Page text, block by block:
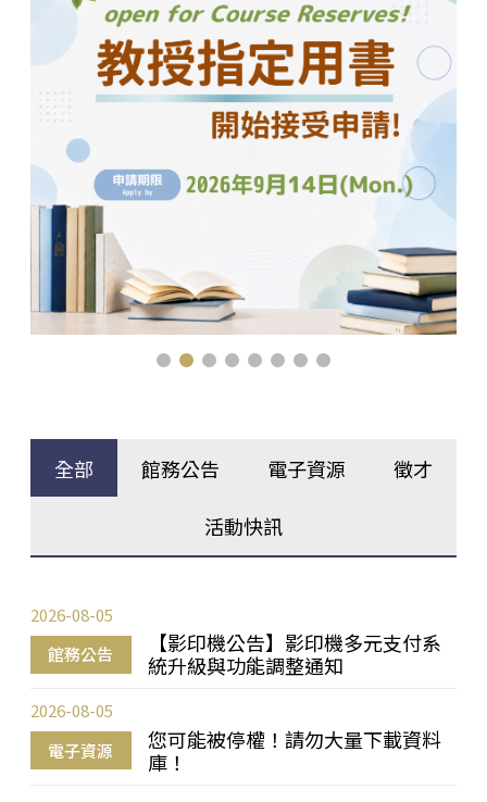
全部 館務公告 電子資源 徵才
活動快訊
館務公告
【影印機公告】影印機多元支付系
統升級與功能調整通知
2026-08-05
電子資源
您可能被停權！請勿大量下載資料
庫！
2026-08-05